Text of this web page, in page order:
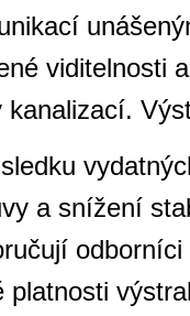
viditelnosti
kanalizací.
a snížení
platnosti